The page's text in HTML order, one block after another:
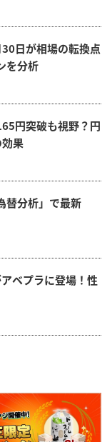
日が相場の転換点
を分析
円突破も視野？円
果
替分析」で最新
ベプラに登場！性